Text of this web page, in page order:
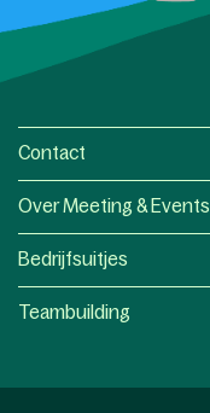
Contact
Over Meeting & Events
Bedrijfsuitjes
Teambuilding